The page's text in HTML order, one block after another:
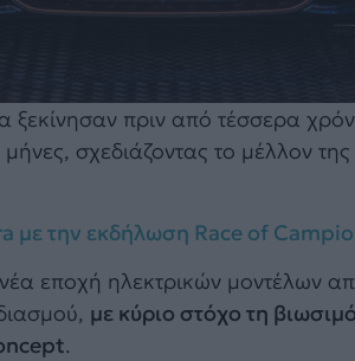
πριν από τέσσερα
σχεδιάζοντας το μέλλον της
με την εκδήλωση Race of
εποχή ηλεκτρικών μοντέλων
με κύριο στόχο τη
.